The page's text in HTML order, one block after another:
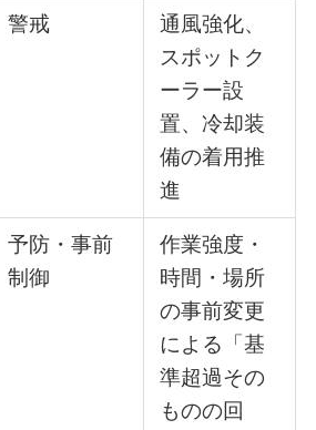
警戒
通風強化、
スポットク
ーラー設
置、冷却装
備の着用推
進
予防・事前
制御
作業強度・
時間・場所
の事前変更
による「基
準超過その
ものの回